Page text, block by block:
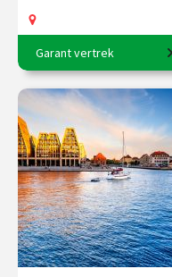
7-daagse reis o.l.v. Robert-
Jan Muller.
€ 2700.00
vanaf 20
sep.
Op locatie
Garant vertrek